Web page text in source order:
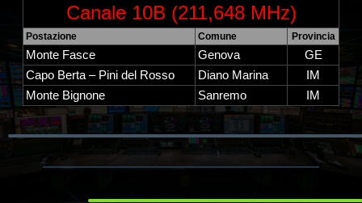
Canale 10B (211,648 MHz)
Postazione Comune Provincia
Monte Fasce Genova
GE
Capo Berta – Pini del Rosso
Diano Marina
IM
Monte Bignone
Sanremo IM